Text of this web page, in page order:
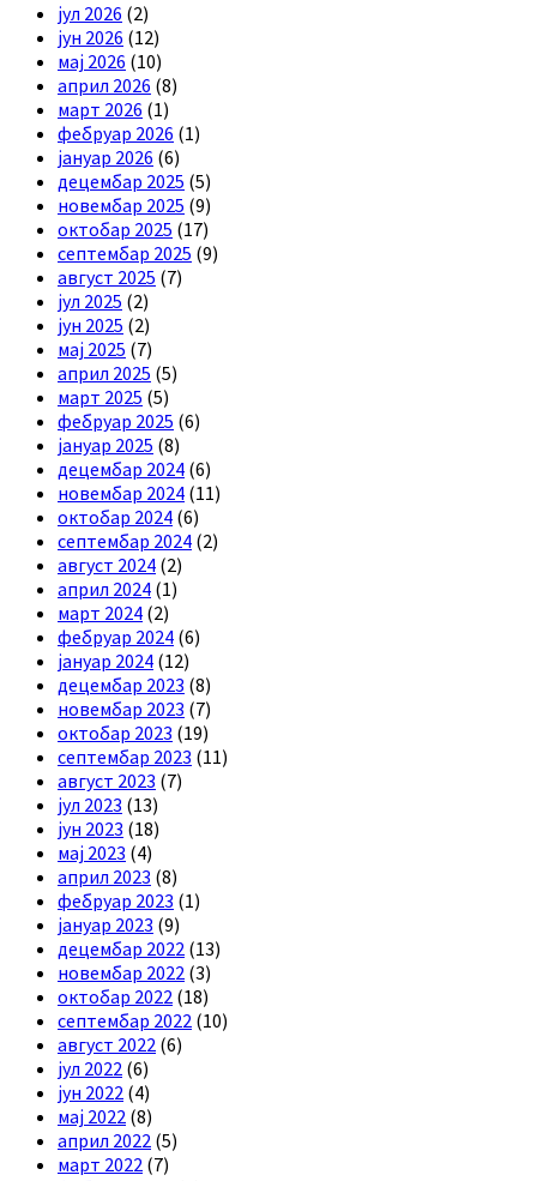
јул 2026 (2)
јун 2026 (12)
мај 2026 (10)
април 2026 (8)
март 2026 (1)
фебруар 2026 (1)
јануар 2026 (6)
децембар 2025 (5)
новембар 2025 (9)
октобар 2025 (17)
септембар 2025 (9)
август 2025 (7)
јул 2025 (2)
јун 2025 (2)
мај 2025 (7)
април 2025 (5)
март 2025 (5)
фебруар 2025 (6)
јануар 2025 (8)
децембар 2024 (6)
новембар 2024 (11)
октобар 2024 (6)
септембар 2024 (2)
август 2024 (2)
април 2024 (1)
март 2024 (2)
фебруар 2024 (6)
јануар 2024 (12)
децембар 2023 (8)
новембар 2023 (7)
октобар 2023 (19)
септембар 2023 (11)
август 2023 (7)
јул 2023 (13)
јун 2023 (18)
мај 2023 (4)
април 2023 (8)
фебруар 2023 (1)
јануар 2023 (9)
децембар 2022 (13)
новембар 2022 (3)
октобар 2022 (18)
септембар 2022 (10)
август 2022 (6)
јул 2022 (6)
јун 2022 (4)
мај 2022 (8)
април 2022 (5)
март 2022 (7)